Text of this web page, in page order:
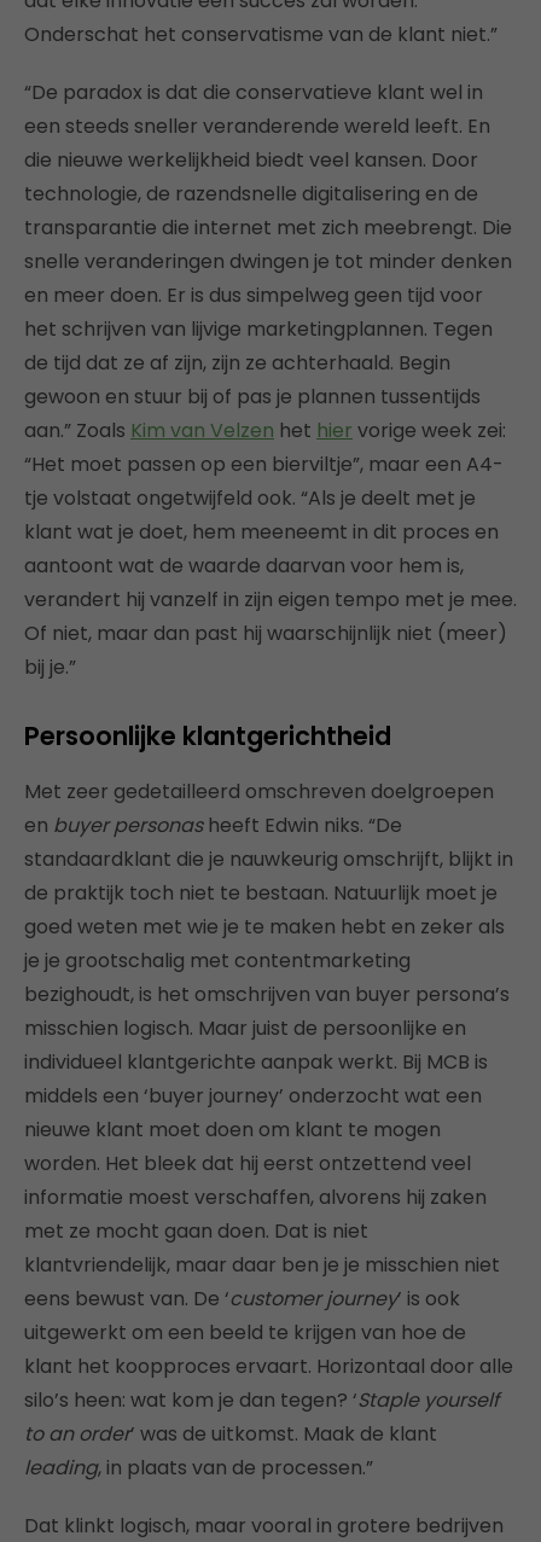
Onderschat het conservatisme van de klant niet.”
“De paradox is dat die conservatieve klant wel in
een steeds sneller veranderende wereld leeft. En
die nieuwe werkelijkheid biedt veel kansen. Door
technologie, de razendsnelle digitalisering en de
transparantie die internet met zich meebrengt. Die
snelle veranderingen dwingen je tot minder denken
en meer doen. Er is dus simpelweg geen tijd voor
het schrijven van lijvige marketingplannen. Tegen
de tijd dat ze af zijn, zijn ze achterhaald. Begin
gewoon en stuur bij of pas je plannen tussentijds
aan.” Zoals Kim van Velzen het hier vorige week zei:
“Het moet passen op een bierviltje”, maar een A4-
tje volstaat ongetwijfeld ook. “Als je deelt met je
klant wat je doet, hem meeneemt in dit proces en
aantoont wat de waarde daarvan voor hem is,
verandert hij vanzelf in zijn eigen tempo met je mee.
Of niet, maar dan past hij waarschijnlijk niet (meer)
bij je.”
Persoonlijke klantgerichtheid
Met zeer gedetailleerd omschreven doelgroepen
en buyer personasheeft Edwin niks. “De
standaardklant die je nauwkeurig omschrijft, blijkt in
de praktijk toch niet te bestaan. Natuurlijk moet je
goed weten met wie je te maken hebt en zeker als
je je grootschalig met contentmarketing
bezighoudt, is het omschrijven van buyer persona’s
misschien logisch. Maar juist de persoonlijke en
individueel klantgerichte aanpak werkt. Bij MCB is
middels een ‘buyer journey’ onderzocht wat een
nieuwe klant moet doen om klant te mogen
worden. Het bleek dat hij eerst ontzettend veel
informatie moest verschaffen, alvorens hij zaken
met ze mocht gaan doen. Dat is niet
klantvriendelijk, maar daar ben je je misschien niet
eens bewust van. De ‘customer journey’ is ook
uitgewerkt om een beeld te krijgen van hoe de
klant het koopproces ervaart. Horizontaal door alle
silo’s heen: wat kom je dan tegen? ‘Staple yourself
to an order’ was de uitkomst. Maak de klant
leading, in plaats van de processen.”
Dat klinkt logisch, maar vooral in grotere bedrijven